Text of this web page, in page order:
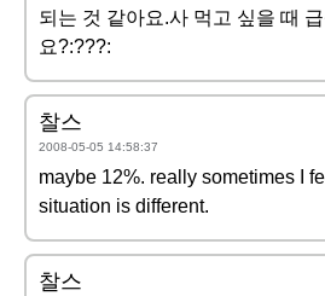
되는 것 같아요.사 먹고 싶을 때
요?:???:
찰스
2008-05-05 14:58:37
maybe 12%. really sometimes I
situation is different.
찰스